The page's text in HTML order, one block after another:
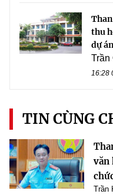
thu
dự
Trần
16:28
TIN CÙNG
văn
Trần